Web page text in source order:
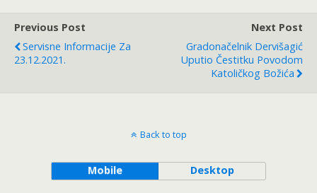
Previous Post
Servisne Informacije Za
23.12.2021.
Next Post
Gradonačelnik Dervišagić
Uputio Čestitku Povodom
Katoličkog Božića
Back to top
Mobile Desktop